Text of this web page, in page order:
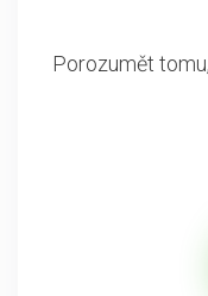
Porozumět